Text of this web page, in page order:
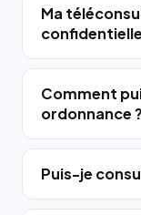
Ma
Comment
ordonnance ?
Puis-je